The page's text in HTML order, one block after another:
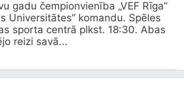
gadu čempionvienība „VEF Rīga”
Universitātes” komandu. Spēles
sporta centrā plkst. 18:30. Abas
reizi savā...